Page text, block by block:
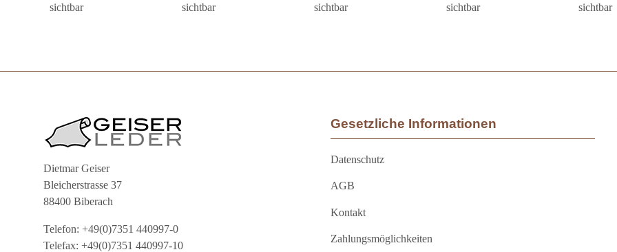
sichtbar
sichtbar
sichtbar
sichtbar
sichtbar
Dietmar Geiser
Bleicherstrasse 37
88400 Biberach
Telefon: +49(0)7351 440997-0
Telefax: +49(0)7351 440997-10
Gesetzliche Informationen
Datenschutz
AGB
Kontakt
Zahlungsmöglichkeiten